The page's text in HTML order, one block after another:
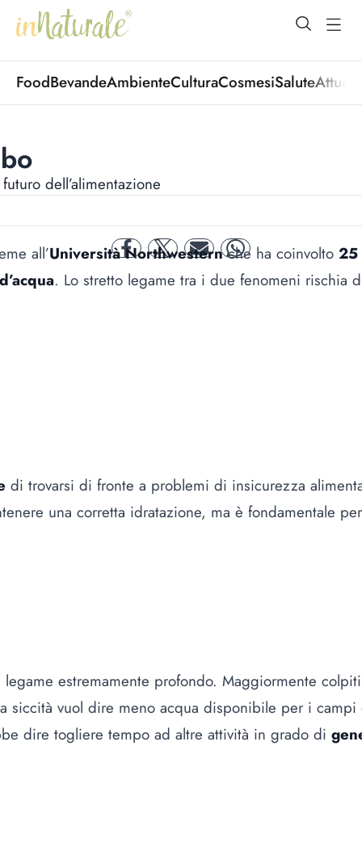
open
FoodBevandeAmbienteCulturaCosmesiSalute
dell’alimentazione
facebooktwitter mail whatsapp
all’Università Northwesternche ha coinvolto 25
. Lo stretto legame tra i due fenomeni rischia
di trovarsi di fronte a problemi di insicurezza
una corretta idratazione, ma è fondamentale
estremamente profondo. Maggiormente
vuol dire meno acqua disponibile per i
dire togliere tempo ad altre attività in grado di